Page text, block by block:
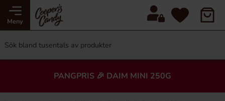
Meny
PANGPRIS 🎉 DAIM MINI 250G